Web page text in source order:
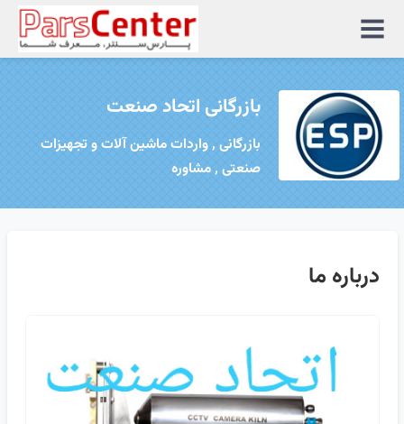
منوی
سایت
بازرگانی اتحاد صنعت
بازرگانی , واردات ماشین آلات و تجهیزات
صنعتی , مشاوره
درباره ما